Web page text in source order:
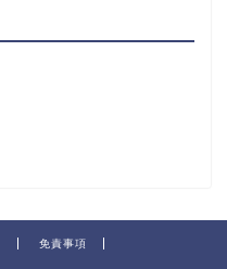
免責事項